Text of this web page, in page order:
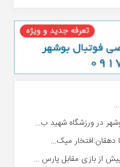
در ورزشگاه شهید ب...
دهقان:افتخار میک...
از بازی مقابل پارس ...